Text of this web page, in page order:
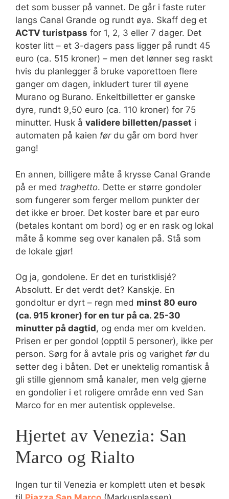
det som busser på vannet. De går i faste ruter
langs Canal Grande og rundt øya. Skaff deg et
ACTV turistpass for 1, 2, 3 eller 7 dager. Det
koster litt – et 3-dagers pass ligger på rundt 45
euro (ca. 515 kroner) – men det lønner seg raskt
hvis du planlegger å bruke vaporettoen flere
ganger om dagen, inkludert turer til øyene
Murano og Burano. Enkeltbilletter er ganske
dyre, rundt 9,50 euro (ca. 110 kroner) for 75
minutter. Husk å validere billetten/passet i
automaten på kaien førdu går om bord hver
gang!
En annen, billigere måte å krysse Canal Grande
på er med traghetto. Dette er større gondoler
som fungerer som ferger mellom punkter der
det ikke er broer. Det koster bare et par euro
(betales kontant om bord) og er en rask og lokal
måte å komme seg over kanalen på. Stå som
de lokale gjør!
Og ja, gondolene. Er det en turistklisjé?
Absolutt. Er det verdt det? Kanskje. En
gondoltur er dyrt – regn med minst 80 euro
(ca. 915 kroner) for en tur på ca. 25-30
minutter på dagtid, og enda mer om kvelden.
Prisen er per gondol (opptil 5 personer), ikke per
person. Sørg for å avtale pris og varighet førdu
setter deg i båten. Det er unektelig romantisk å
gli stille gjennom små kanaler, men velg gjerne
en gondolier i et roligere område enn ved San
Marco for en mer autentisk opplevelse.
Hjertet av Venezia: San
Marco og Rialto
Ingen tur til Venezia er komplett uten et besøk